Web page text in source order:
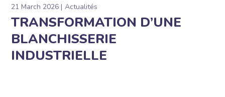
21 March 2026 Actualités
TRANSFORMATION D’UNE
BLANCHISSERIE
INDUSTRIELLE